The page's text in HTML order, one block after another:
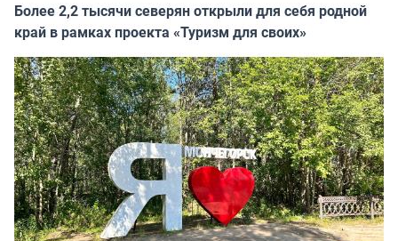
Более 2,2 тысячи северян открыли для себя родной
край в рамках проекта «Туризм для своих»